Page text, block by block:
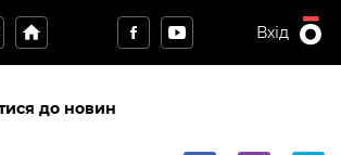
home Вхід
до новин